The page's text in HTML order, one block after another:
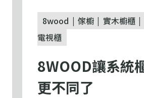
8wood 傢櫥 實木櫥櫃
電視櫃
8WOOD讓系統
更不同了